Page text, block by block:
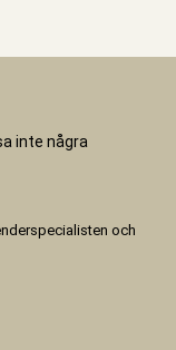
inte några
och